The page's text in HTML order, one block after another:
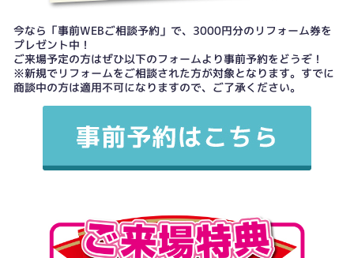
今なら「事前WEBご相談予約」で、3000円分のリフォーム券を
プレゼント中！
ご来場予定の方はぜひ以下のフォームより事前予約をどうぞ！
※新規でリフォームをご相談された方が対象となります。すでに
商談中の方は適用不可になりますので、ご了承ください。